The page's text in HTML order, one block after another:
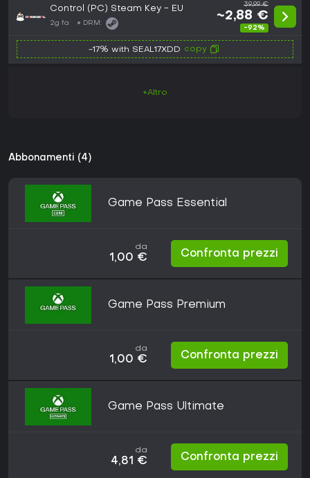
Control (PC) Steam Key - EU
2g fa DRM:
39,99 €
~2,88 €
-92%
-17% with SEAL17XDD copy
+Altro
Abbonamenti (4)
Game Pass Essential
da
1,00 € Confronta prezzi
Game Pass Premium
da
1,00 € Confronta prezzi
Game Pass Ultimate
da
4,81 € Confronta prezzi